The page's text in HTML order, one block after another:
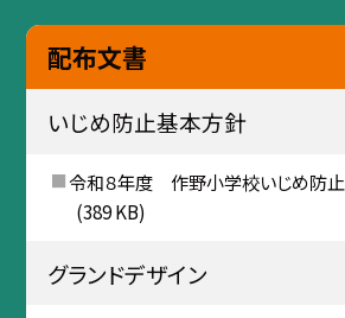
配布文書
いじめ防止基本方針
令和８年度 作野小学校いじめ防
(389 KB)
グランドデザイン